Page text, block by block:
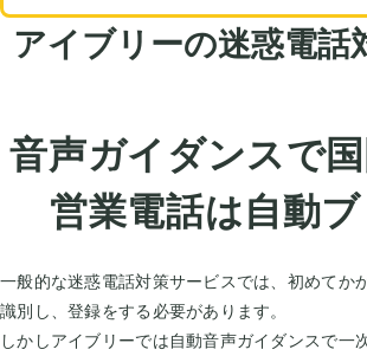
アイブリーの迷惑電話
音声ガイダンスで
営業電話は自動
一般的な迷惑電話対策サービスでは、初めてか
識別し、登録をする必要があります。
しかしアイブリーでは自動音声ガイダンスで一